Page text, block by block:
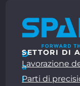
D
a
l
SETTORI DI
Lavorazione
Parti di